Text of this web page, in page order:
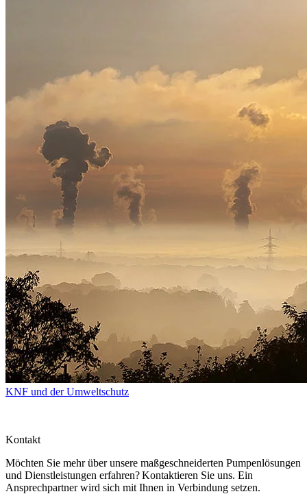
KNF und der Umweltschutz
Kontakt
Möchten Sie mehr über unsere maßgeschneiderten Pumpenlösungen
und Dienstleistungen erfahren? Kontaktieren Sie uns. Ein
Ansprechpartner wird sich mit Ihnen in Verbindung setzen.